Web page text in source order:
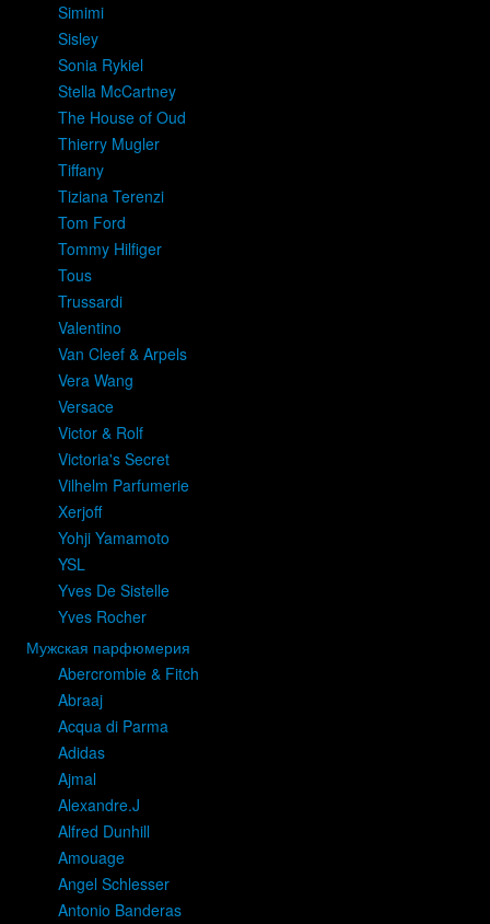
Simimi
Sisley
Sonia Rykiel
Stella McCartney
The House of Oud
Thierry Mugler
Tiffany
Tiziana Terenzi
Tom Ford
Tommy Hilfiger
Tous
Trussardi
Valentino
Van Cleef & Arpels
Vera Wang
Versace
Victor & Rolf
Victoria's Secret
Vilhelm Parfumerie
Xerjoff
Yohji Yamamoto
YSL
Yves De Sistelle
Yves Rocher
Мужская парфюмерия
Abercrombie & Fitch
Abraaj
Acqua di Parma
Adidas
Ajmal
Alexandre.J
Alfred Dunhill
Amouage
Angel Schlesser
Antonio Banderas